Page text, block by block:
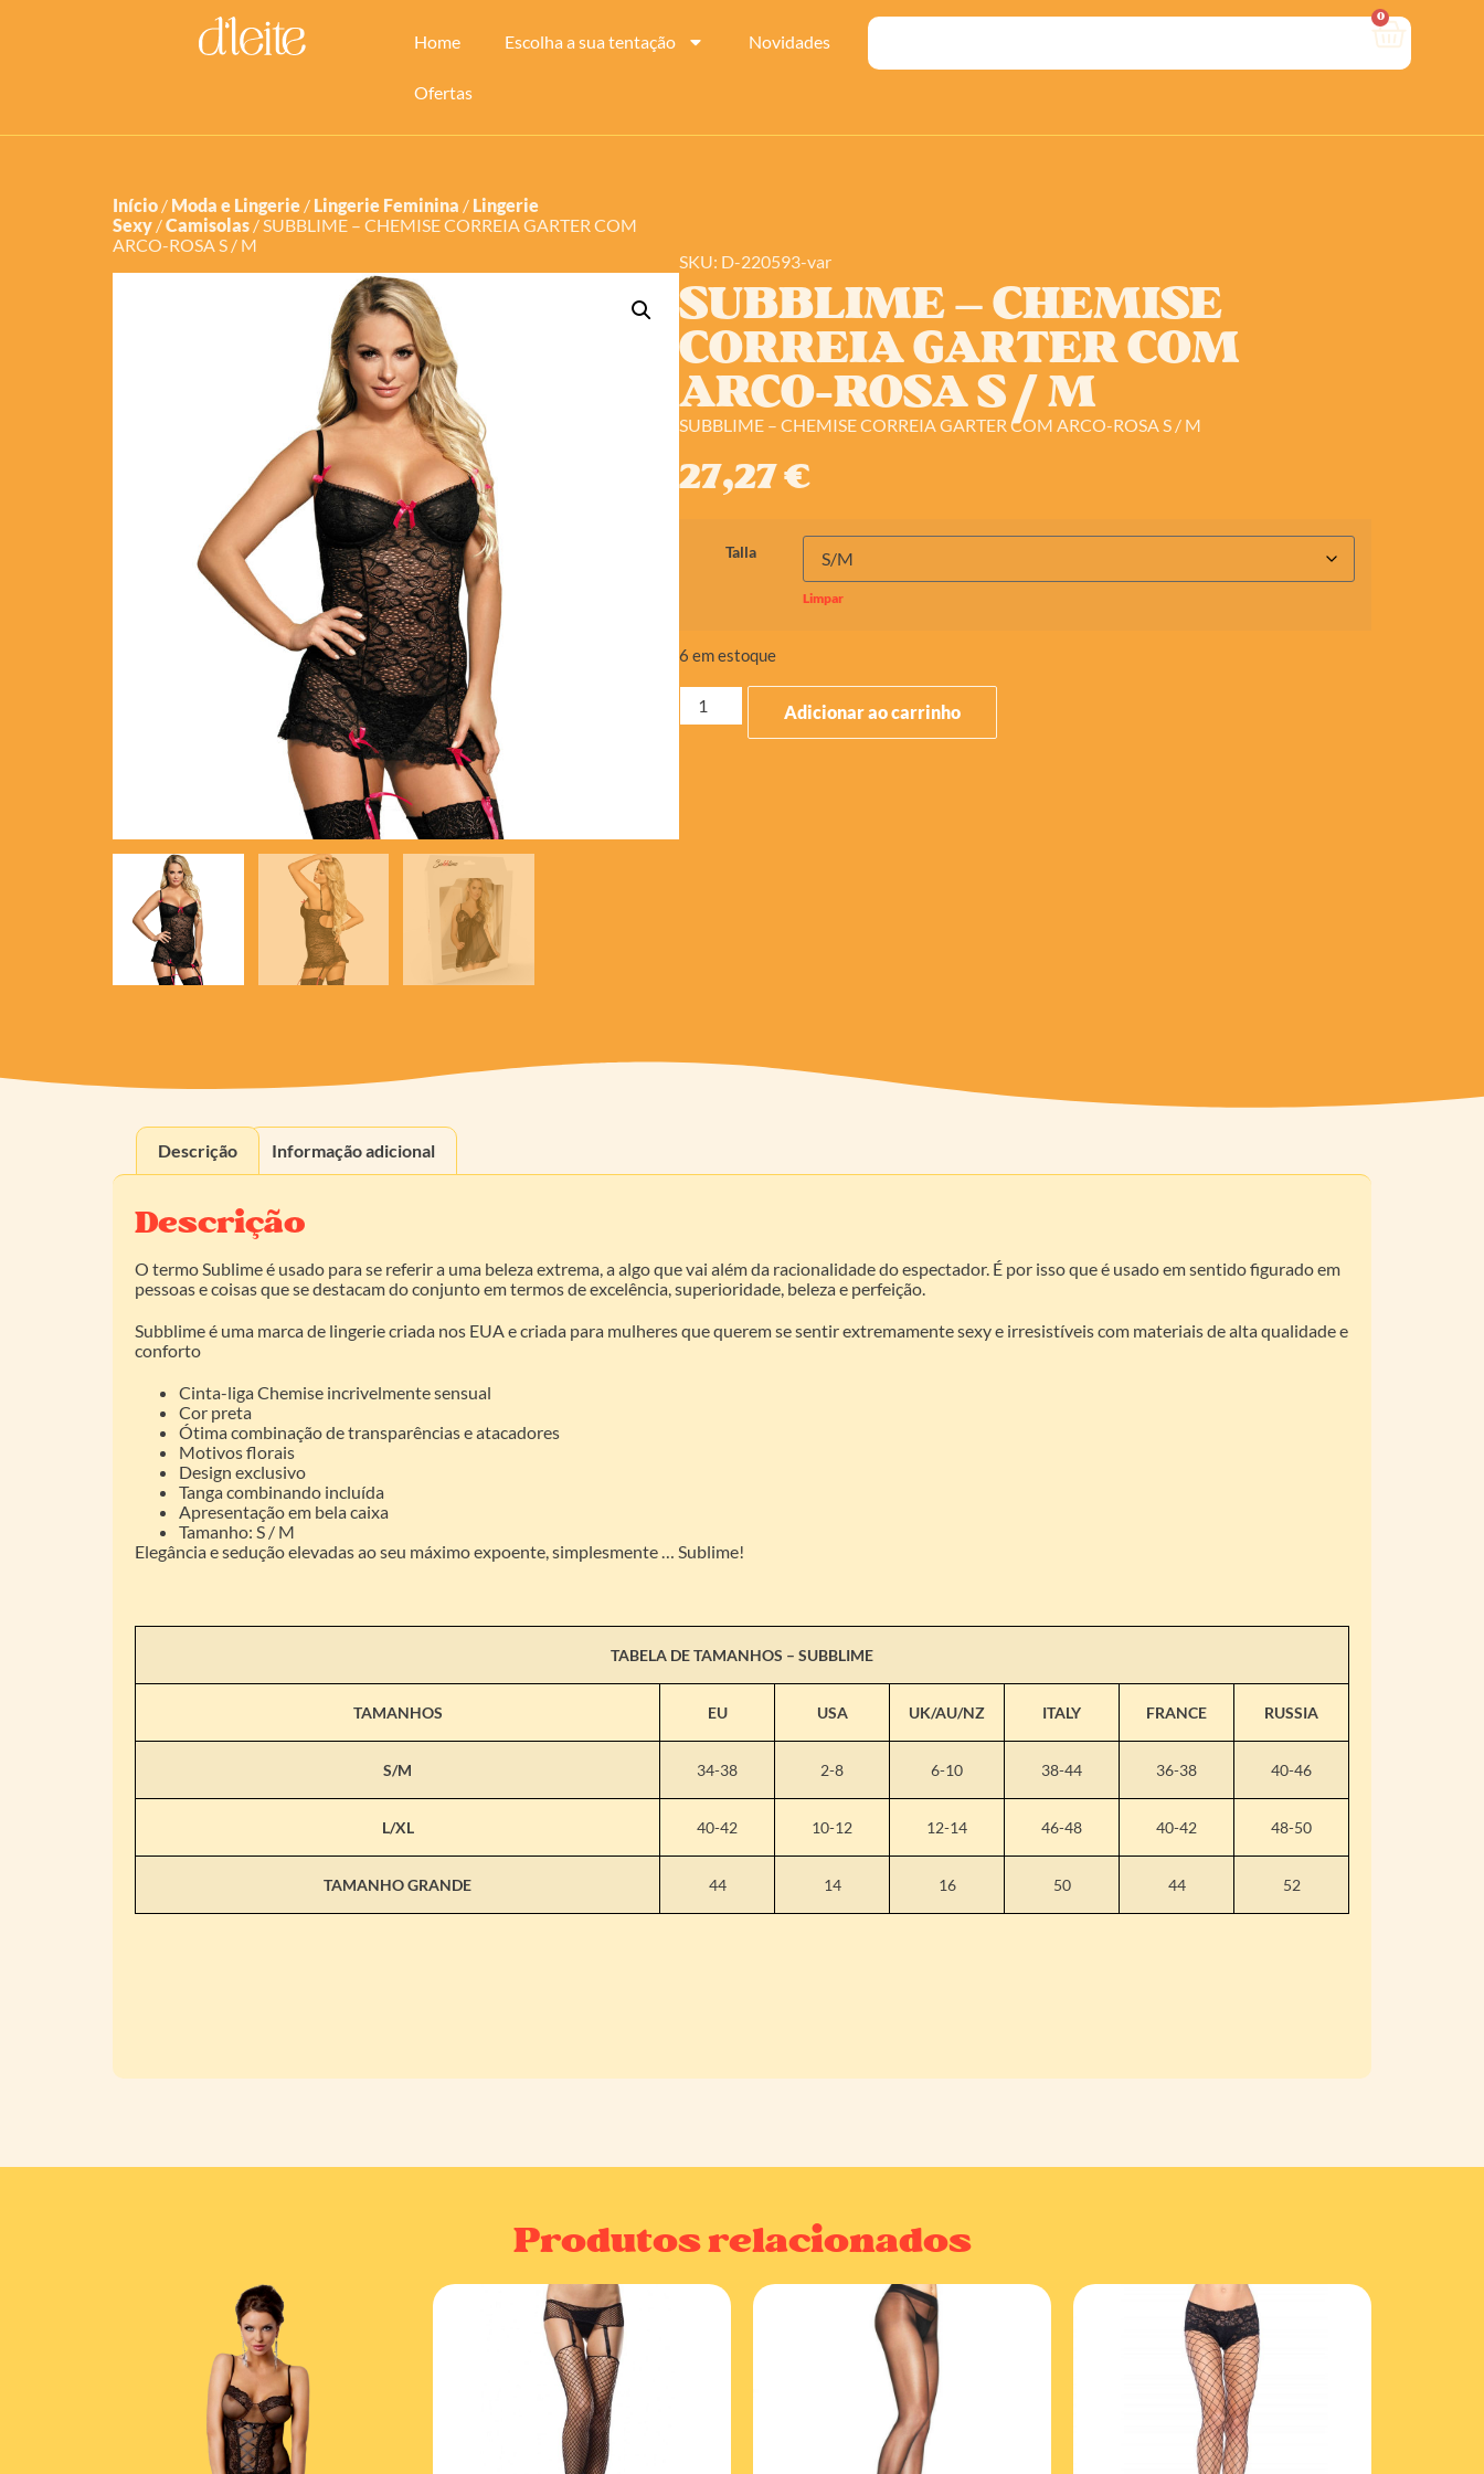
Home Escolha a sua tentação Novidades
Ofertas
0
Início / Moda e Lingerie / Lingerie Feminina / Lingerie
Sexy /Camisolas / SUBBLIME – CHEMISE CORREIA GARTER COM
ARCO-ROSA S / M
SKU: D-220593-var
SUBBLIME – CHEMISE
CORREIA GARTER COM
ARCO-ROSA S / M
SUBBLIME – CHEMISE CORREIA GARTER COM ARCO-ROSA S / M
27,27€
Talla
Limpar
6 em estoque
Adicionar ao carrinho
Descrição Informação adicional
Descrição
O termo Sublime é usado para se referir a uma beleza extrema, a algo que vai além da racionalidade do espectador. É por isso que é usado em sentido figurado em
pessoas e coisas que se destacam do conjunto em termos de excelência, superioridade, beleza e perfeição.
Subblime é uma marca de lingerie criada nos EUA e criada para mulheres que querem se sentir extremamente sexy e irresistíveis com materiais de alta qualidade e
conforto
Cinta-liga Chemise incrivelmente sensual
Cor preta
Ótima combinação de transparências e atacadores
Motivos florais
Design exclusivo
Tanga combinando incluída
Apresentação em bela caixa
Tamanho: S / M
Elegância e sedução elevadas ao seu máximo expoente, simplesmente … Sublime!
TABELA DE TAMANHOS – SUBBLIME
TAMANHOS EU USA UK/AU/NZ ITALY FRANCE RUSSIA
S/M 34-38 2-8 6-10 38-44 36-38 40-46
L/XL 40-42 10-12 12-14 46-48 40-42 48-50
TAMANHO GRANDE 44 14 16 50 44 52
Produtos relacionados